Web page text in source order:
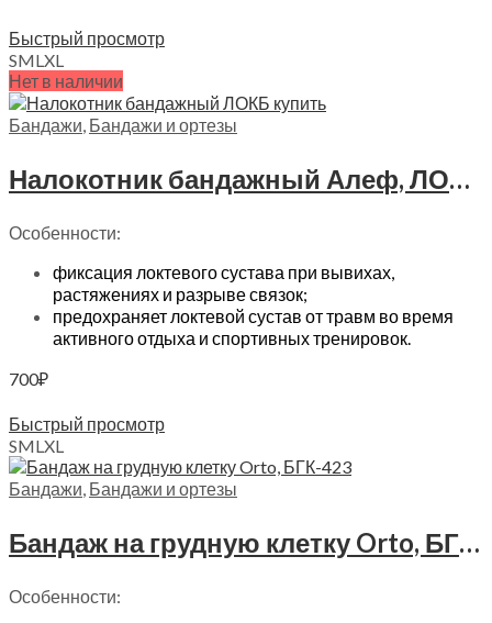
Быстрый просмотр
SML XL
Нет в наличии
Бандажи Бандажи и ортезы
Налокотник бандажный Алеф, ЛОКБ
Особенности:
фиксация локтевого сустава при вывихах,
растяжениях и разрыве связок;
предохраняет локтевой сустав от травм во время
активного отдыха и спортивных тренировок.
700₽
Быстрый просмотр
SML XL
Бандажи Бандажи и ортезы
Бандаж на грудную клетку Orto, БГК-423
Особенности: